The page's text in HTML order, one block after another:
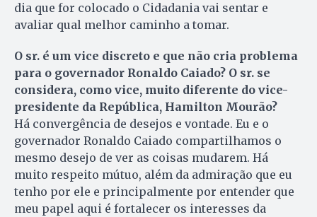
dia que for colocado o Cidadania vai sentar e
avaliar qual melhor caminho a tomar.
O sr. é um vice discreto e que não cria problema
para o governador Ronaldo Caiado? O sr. se
considera, como vice, muito diferente do vice-
presidente da República, Hamilton Mourão?
Há convergência de desejos e vontade. Eu e o
governador Ronaldo Caiado compartilhamos o
mesmo desejo de ver as coisas mudarem. Há
muito respeito mútuo, além da admiração que eu
tenho por ele e principalmente por entender que
meu papel aqui é fortalecer os interesses da